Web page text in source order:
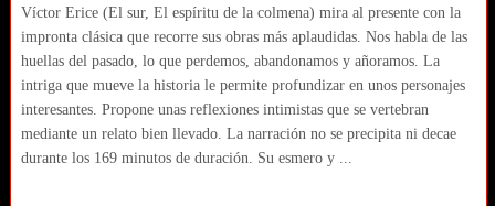
Víctor Erice (El sur, El espíritu de la colmena) mira al presente con la
impronta clásica que recorre sus obras más aplaudidas. Nos habla de las
huellas del pasado, lo que perdemos, abandonamos y añoramos. La
intriga que mueve la historia le permite profundizar en unos personajes
interesantes. Propone unas reflexiones intimistas que se vertebran
mediante un relato bien llevado. La narración no se precipita ni decae
durante los 169 minutos de duración. Su esmero y ...